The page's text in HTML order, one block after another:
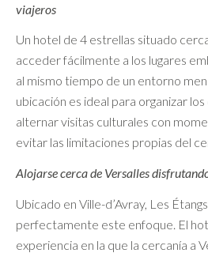
viajeros
Un hotel de 4 estrellas situado
acceder fácilmente a los lugares
al mismo tiempo de un entorno
ubicación es ideal para organizar
alternar visitas culturales con
evitar las limitaciones propias del
Alojarse cerca de Versalles
Ubicado en Ville-d’Avray, Les
perfectamente este enfoque. El
experiencia en la que la cercanía a